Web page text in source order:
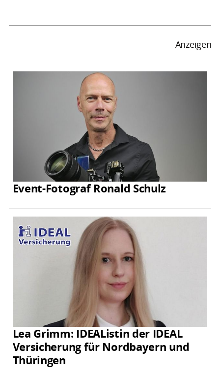
Anzeigen
Event-Fotograf Ronald Schulz
Lea Grimm: IDEAListin der IDEAL
Versicherung für Nordbayern und
Thüringen